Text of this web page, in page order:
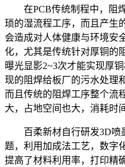
在PCB传统制程中，阻
琐的湿流程工序，而且产生
会造成对人体健康与环境安
化，尤其是传统针对厚铜的
曝光显影2~3次才能实现厚
现的阻焊给板厂的污水处理
而且传统的阻焊工序整个流
大，占地空间也大，消耗时
百柔新材自行研发3D
题，利用加成法工艺，数字
提高了材料利用率，打印精